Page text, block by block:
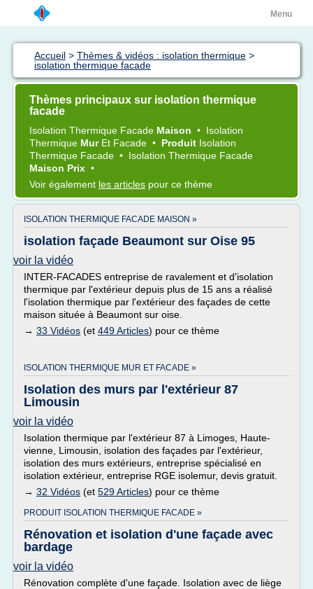
Menu
Accueil > Thèmes & vidéos : isolation thermique >
isolation thermique facade
Thèmes principaux sur isolation thermique
facade
Isolation Thermique Facade Maison • Isolation
Thermique Mur Et Facade • Produit Isolation
Thermique Facade • Isolation Thermique Facade
Maison Prix •
Voir également les articles pour ce thème
ISOLATION THERMIQUE FACADE MAISON »
isolation façade Beaumont sur Oise 95
voir la vidéo
INTER-FACADES entreprise de ravalement et d'isolation
thermique par l'extérieur depuis plus de 15 ans a réalisé
l'isolation thermique par l'extérieur des façades de cette
maison située à Beaumont sur oise.
→ 33 Vidéos (et 449 Articles) pour ce thème
ISOLATION THERMIQUE MUR ET FACADE »
Isolation des murs par l'extérieur 87
Limousin
voir la vidéo
Isolation thermique par l'extérieur 87 à Limoges, Haute-
vienne, Limousin, isolation des façades par l'extérieur,
isolation des murs extérieurs, entreprise spécialisé en
isolation extérieur, entreprise RGE isolemur, devis gratuit.
→ 32 Vidéos (et 529 Articles) pour ce thème
PRODUIT ISOLATION THERMIQUE FACADE »
Rénovation et isolation d'une façade avec
bardage
voir la vidéo
Rénovation complète d'une façade. Isolation avec de liège